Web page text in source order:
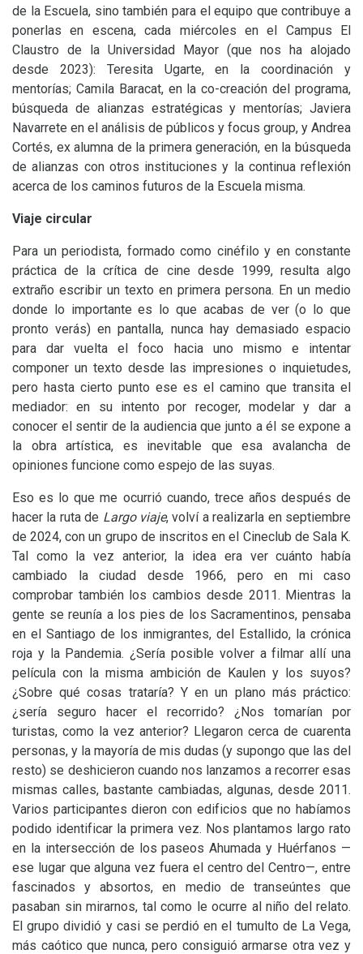
de la Escuela, sino también para el equipo que contribuye a
ponerlas en escena, cada miércoles en el Campus El
Claustro de la Universidad Mayor (que nos ha alojado
desde 2023): Teresita Ugarte, en la coordinación y
mentorías; Camila Baracat, en la co-creación del programa,
búsqueda de alianzas estratégicas y mentorías; Javiera
Navarrete en el análisis de públicos y focus group, y Andrea
Cortés, ex alumna de la primera generación, en la búsqueda
de alianzas con otros instituciones y la continua reflexión
acerca de los caminos futuros de la Escuela misma.
Viaje circular
Para un periodista, formado como cinéfilo y en constante
práctica de la crítica de cine desde 1999, resulta algo
extraño escribir un texto en primera persona. En un medio
donde lo importante es lo que acabas de ver (o lo que
pronto verás) en pantalla, nunca hay demasiado espacio
para dar vuelta el foco hacia uno mismo e intentar
componer un texto desde las impresiones o inquietudes,
pero hasta cierto punto ese es el camino que transita el
mediador: en su intento por recoger, modelar y dar a
conocer el sentir de la audiencia que junto a él se expone a
la obra artística, es inevitable que esa avalancha de
opiniones funcione como espejo de las suyas.
Eso es lo que me ocurrió cuando, trece años después de
hacer la ruta de Largo viaje, volví a realizarla en septiembre
de 2024, con un grupo de inscritos en el Cineclub de Sala K.
Tal como la vez anterior, la idea era ver cuánto había
cambiado la ciudad desde 1966, pero en mi caso
comprobar también los cambios desde 2011. Mientras la
gente se reunía a los pies de los Sacramentinos, pensaba
en el Santiago de los inmigrantes, del Estallido, la crónica
roja y la Pandemia. ¿Sería posible volver a filmar allí una
película con la misma ambición de Kaulen y los suyos?
¿Sobre qué cosas trataría? Y en un plano más práctico:
¿sería seguro hacer el recorrido? ¿Nos tomarían por
turistas, como la vez anterior? Llegaron cerca de cuarenta
personas, y la mayoría de mis dudas (y supongo que las del
resto) se deshicieron cuando nos lanzamos a recorrer esas
mismas calles, bastante cambiadas, algunas, desde 2011.
Varios participantes dieron con edificios que no habíamos
podido identificar la primera vez. Nos plantamos largo rato
en la intersección de los paseos Ahumada y Huérfanos —
ese lugar que alguna vez fuera el centro del Centro—, entre
fascinados y absortos, en medio de transeúntes que
pasaban sin mirarnos, tal como le ocurre al niño del relato.
El grupo dividió y casi se perdió en el tumulto de La Vega,
más caótico que nunca, pero consiguió armarse otra vez y